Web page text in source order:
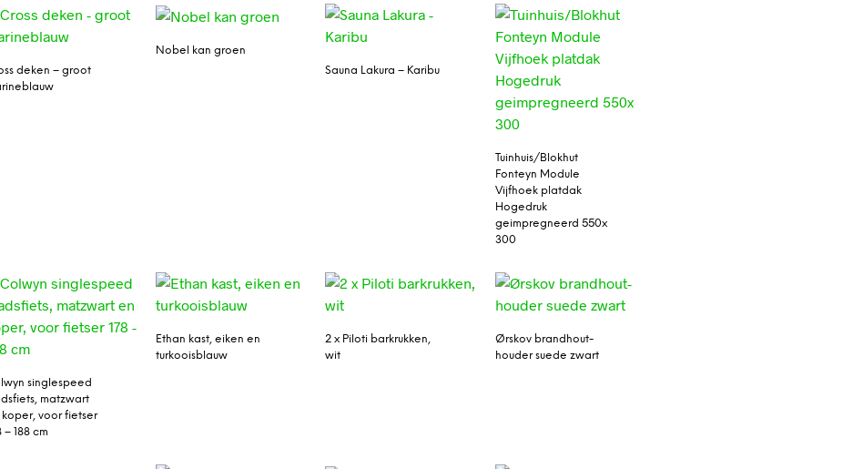
deken – groot
Nobel kan groen
Sauna Lakura – Karibu
Tuinhuis/Blokhut
Fonteyn Module
Vijfhoek platdak
Hogedruk
geimpregneerd 550x
300
singlespeed
matzwart
koper, voor fietser
– 188 cm
Ethan kast, eiken en
turkooisblauw
2 x Piloti barkrukken,
wit
Ørskov brandhout-
houder suede zwart